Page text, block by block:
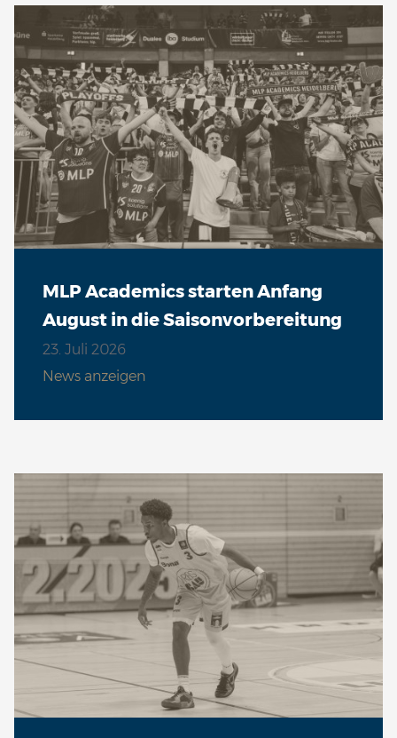
MLP Academics starten Anfang
August in die Saisonvorbereitung
23. Juli 2026
News anzeigen